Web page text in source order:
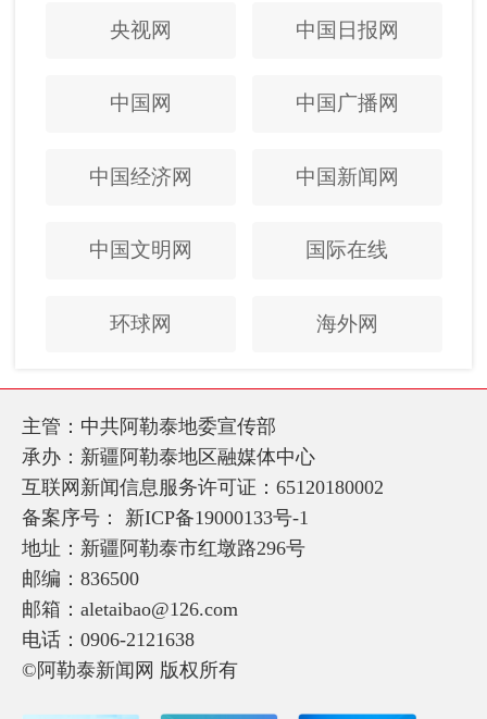
央视网 中国日报网
中国网 中国广播网
中国经济网 中国新闻网
中国文明网 国际在线
环球网 海外网
主管：中共阿勒泰地委宣传部
承办：新疆阿勒泰地区融媒体中心
互联网新闻信息服务许可证：65120180002
备案序号： 新ICP备19000133号-1
地址：新疆阿勒泰市红墩路296号
邮编：836500
邮箱：aletaibao@126.com
电话：0906-2121638
©阿勒泰新闻网 版权所有